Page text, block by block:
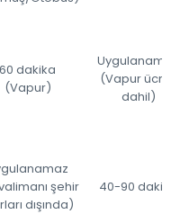
60 dakika
(Vapur)
(Vapur
dahil)
şehir
dışında)
40-90